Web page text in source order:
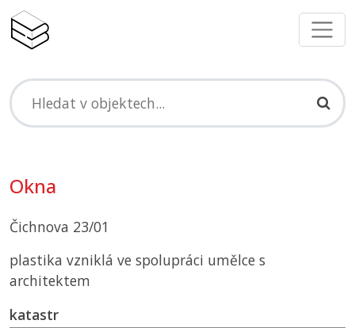
Okna
Čichnova 23/01
plastika vzniklá ve spolupráci umělce s
architektem
katastr